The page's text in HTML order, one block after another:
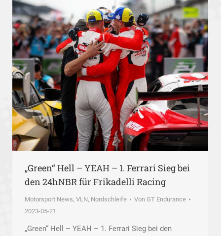
„Green“ Hell – YEAH – 1. Ferrari Sieg bei
den 24hNBR für Frikadelli Racing
Motorsport News, VLN, Nordschleife Von GT Endurance
2023-05-21
„Green“ Hell – YEAH – 1. Ferrari Sieg bei den